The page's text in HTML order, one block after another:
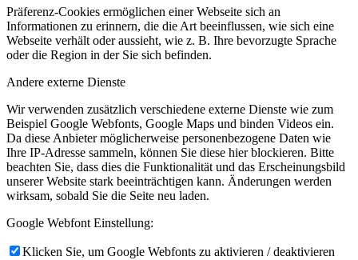
Präferenz-Cookies ermöglichen einer Webseite sich an
Informationen zu erinnern, die die Art beeinflussen, wie sich eine
Webseite verhält oder aussieht, wie z. B. Ihre bevorzugte Sprache
oder die Region in der Sie sich befinden.
Andere externe Dienste
Wir verwenden zusätzlich verschiedene externe Dienste wie zum
Beispiel Google Webfonts, Google Maps und binden Videos ein.
Da diese Anbieter möglicherweise personenbezogene Daten wie
Ihre IP-Adresse sammeln, können Sie diese hier blockieren. Bitte
beachten Sie, dass dies die Funktionalität und das Erscheinungsbild
unserer Website stark beeinträchtigen kann. Änderungen werden
wirksam, sobald Sie die Seite neu laden.
Google Webfont Einstellung:
Klicken Sie, um Google Webfonts zu aktivieren / deaktivieren